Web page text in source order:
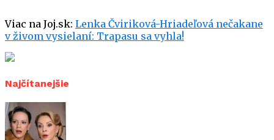
Viac na Joj.sk: Lenka Čviriková-Hriadeľová nečakane
v živom vysielaní: Trapasu sa vyhla!
Najčítanejšie